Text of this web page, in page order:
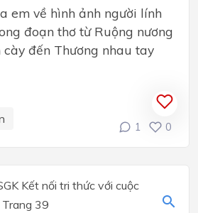
em về hình ảnh người lính
đoạn thơ từ Ruộng nương
đến Thương nhau tay
1 0
Kết nối tri thức với cuộc
39